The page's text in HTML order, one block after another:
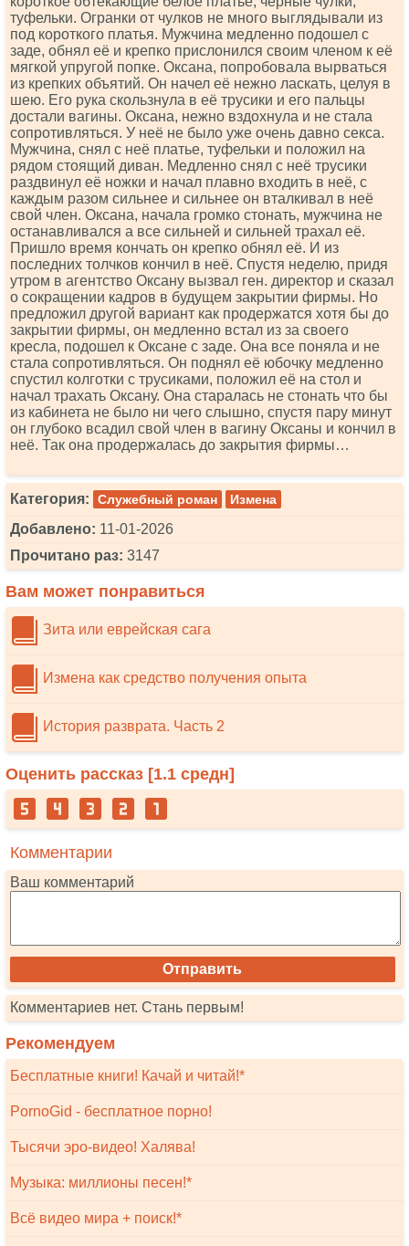
туфельки. Огранки от чулков не много выглядывали из
под короткого платья. Мужчина медленно подошел с
заде, обнял её и крепко прислонился своим членом к её
мягкой упругой попке. Оксана, попробовала вырваться
из крепких объятий. Он начел её нежно ласкать, целуя в
шею. Его рука скользнула в её трусики и его пальцы
достали вагины. Оксана, нежно вздохнула и не стала
сопротивляться. У неё не было уже очень давно секса.
Мужчина, снял с неё платье, туфельки и положил на
рядом стоящий диван. Медленно снял с неё трусики
раздвинул её ножки и начал плавно входить в неё, с
каждым разом сильнее и сильнее он вталкивал в неё
свой член. Оксана, начала громко стонать, мужчина не
останавливался а все сильней и сильней трахал её.
Пришло время кончать он крепко обнял её. И из
последних толчков кончил в неё. Спустя неделю, придя
утром в агентство Оксану вызвал ген. директор и сказал
о сокращении кадров в будущем закрытии фирмы. Но
предложил другой вариант как продержатся хотя бы до
закрытии фирмы, он медленно встал из за своего
кресла, подошел к Оксане с заде. Она все поняла и не
стала сопротивляться. Он поднял её юбочку медленно
спустил колготки с трусиками, положил её на стол и
начал трахать Оксану. Она старалась не стонать что бы
из кабинета не было ни чего слышно, спустя пару минут
он глубоко всадил свой член в вагину Оксаны и кончил в
неё. Так она продержалась до закрытия фирмы…
Категория: Служебный роман Измена
Добавлено: 11-01-2026
Прочитано раз: 3147
Вам может понравиться
Зита или еврейская сага
Измена как средство получения опыта
История разврата. Часть 2
Оценить рассказ [1.1 средн]
Комментарии
Ваш комментарий
Комментариев нет. Стань первым!
Рекомендуем
Бесплатные книги! Качай и читай!*
PornoGid - бесплатное порно!
Тысячи эро-видео! Халява!
Музыка: миллионы песен!*
Всё видео мира + поиск!*